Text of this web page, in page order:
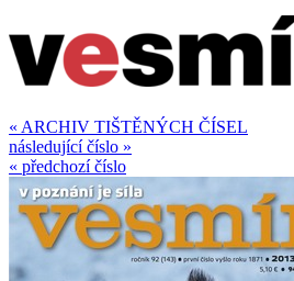
« ARCHIV TIŠTĚNÝCH ČÍSEL
následující číslo »
« předchozí číslo